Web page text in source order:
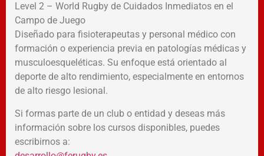
Level 2 – World Rugby de Cuidados Inmediatos en el
Campo de Juego
Diseñado para fisioterapeutas y personal médico con
formación o experiencia previa en patologías médicas y
musculoesqueléticas. Su enfoque está orientado al
deporte de alto rendimiento, especialmente en entornos
de alto riesgo lesional.
Si formas parte de un club o entidad y deseas más
información sobre los cursos disponibles, puedes
escribirnos a: